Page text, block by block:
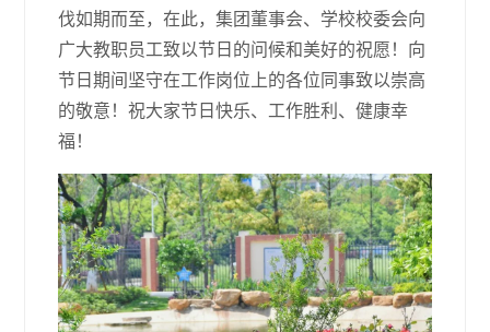
伐如期而至，在此，集团董事会、学校校委会向
广大教职员工致以节日的问候和美好的祝愿！向
节日期间坚守在工作岗位上的各位同事致以崇高
的敬意！祝大家节日快乐、工作胜利、健康幸
福！